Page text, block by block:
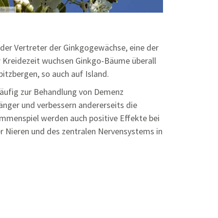
Vertreter der Ginkgogewächse, eine der
wuchsen Ginkgo-Bäume überall
so auch auf Island.
zur Behandlung von Demenz
und verbessern andererseits die
werden auch positive Effekte bei
und des zentralen Nervensystems in